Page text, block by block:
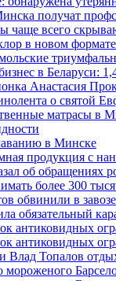
получат
чаще всего
в новом
в Беларуси:
Анастасия
о святой
матрасы в
в Минске
продукция с
об обращениях
более 300
обвинили в
обязательный
антиковидных
антиковидных
Влад Топалов
мороженого